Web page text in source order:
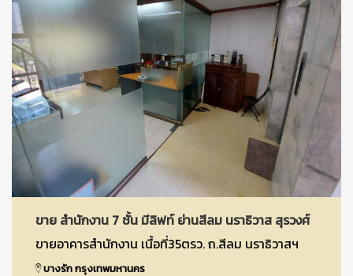
ขาย สำนักงาน 7 ชั้น มีลิฟท์ ย่านสีลม นราธิวาส สุรวงศ์
ขายอาคารสำนักงาน เนื้อที่35ตรว. ถ.สีลม นราธิวาสฯ
บางรัก กรุงเทพมหานคร